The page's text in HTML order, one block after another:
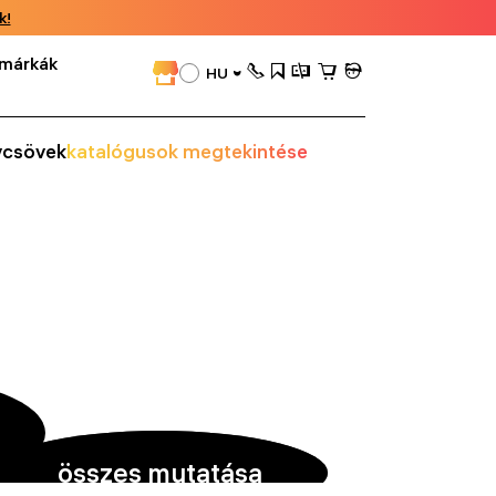
márkák
HU
katalógusok megtekintése
összes mutatása